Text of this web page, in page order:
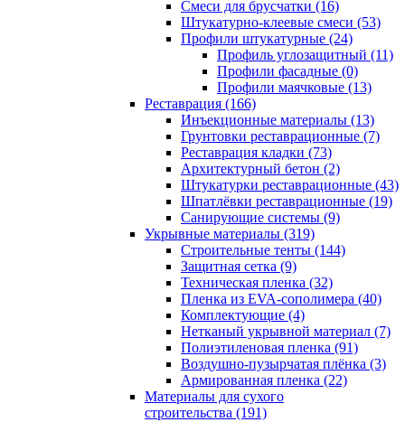
Смеси для брусчатки (16)
Штукатурно-клеевые смеси (53)
Профили штукатурные (24)
Профиль углозащитный (11)
Профили фасадные (0)
Профили маячковые (13)
Реставрация (166)
Инъекционные материалы (13)
Грунтовки реставрационные (7)
Реставрация кладки (73)
Архитектурный бетон (2)
Штукатурки реставрационные (43)
Шпатлёвки реставрационные (19)
Санирующие системы (9)
Укрывные материалы (319)
Строительные тенты (144)
Защитная сетка (9)
Техническая пленка (32)
Пленка из EVA-сополимера (40)
Комплектующие (4)
Нетканый укрывной материал (7)
Полиэтиленовая пленка (91)
Воздушно-пузырчатая плёнка (3)
Армированная пленка (22)
Материалы для сухого
строительства (191)